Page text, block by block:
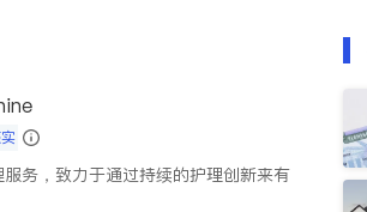
务，致力于通过持续的护理创新来有